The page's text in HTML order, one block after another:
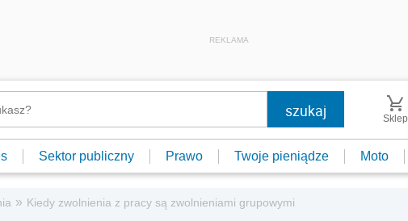
REKLAMA
Sklep
Sektor publiczny Prawo Twoje pieniądze Moto
» Kiedy zwolnienia z pracy są zwolnieniami grupowymi